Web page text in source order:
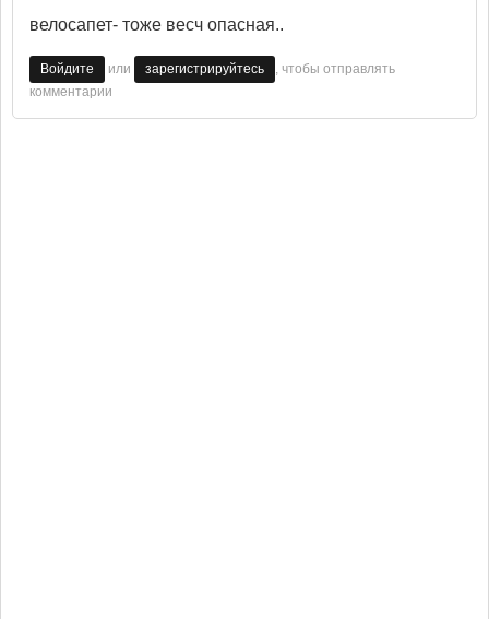
велосапет- тоже весч опасная..
Войдите или зарегистрируйтесь
, чтобы отправлять
комментарии